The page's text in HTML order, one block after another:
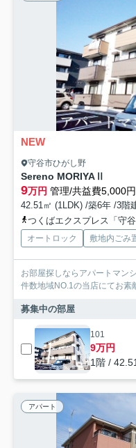
NEW
守谷市ひがし野
Sereno MORIYAⅡ
9万円 管理/共益費5,000円
42.51㎡ (1LDK) /築6年 /3階
つくばエクスプレス「守
オートロック 敷地内ごみ
お部屋探しならアパートマン
件数地域NO.1の当店にてお素
募集中の部屋
101
9万円
1階 /
アパート